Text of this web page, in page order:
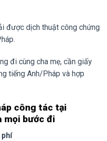
được dịch thuật công chứng
đi cùng cha mẹ, cần giấy
tiếng Anh/Pháp và hợp
công tác tại
mọi bước đi